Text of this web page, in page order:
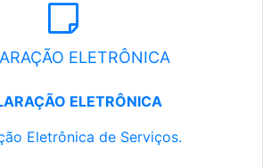
ELETRÔNICA
ELETRÔNICA
Eletrônica de Serviços.